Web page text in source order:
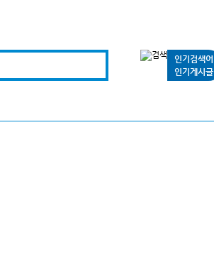
인기검색어
인기게시글